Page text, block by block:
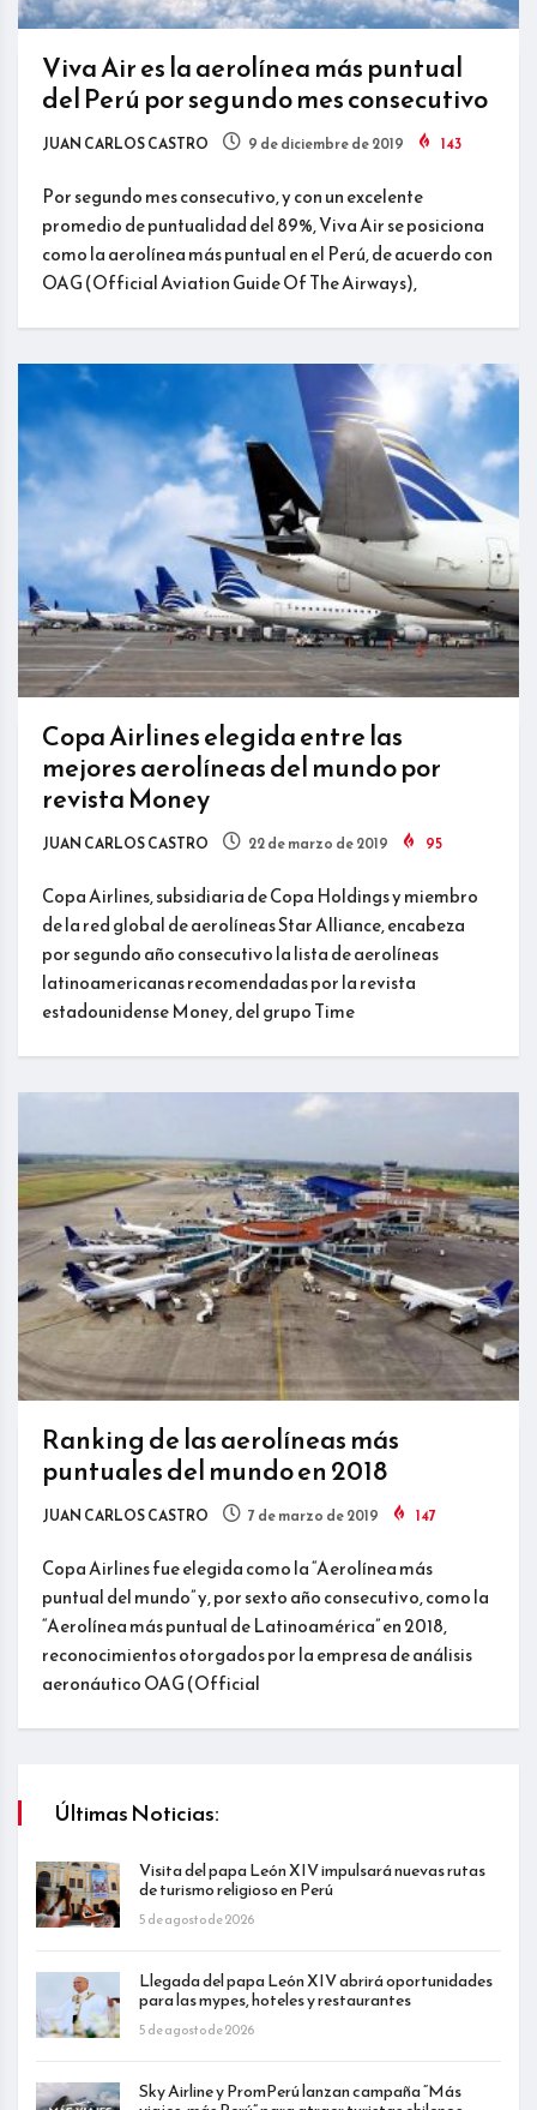
Viva Air es la aerolínea más puntual
del Perú por segundo mes consecutivo
JUAN CARLOS CASTRO 9 de diciembre de 2019 143
Por segundo mes consecutivo, y con un excelente
promedio de puntualidad del 89%, Viva Air se posiciona
como la aerolínea más puntual en el Perú, de acuerdo con
OAG (Official Aviation Guide Of The Airways),
Copa Airlines elegida entre las
mejores aerolíneas del mundo por
revista Money
JUAN CARLOS CASTRO 22 de marzo de 2019 95
Copa Airlines, subsidiaria de Copa Holdings y miembro
de la red global de aerolíneas Star Alliance, encabeza
por segundo año consecutivo la lista de aerolíneas
latinoamericanas recomendadas por la revista
estadounidense Money, del grupo Time
Ranking de las aerolíneas más
puntuales del mundo en 2018
JUAN CARLOS CASTRO 7 de marzo de 2019 147
Copa Airlines fue elegida como la “Aerolínea más
puntual del mundo” y, por sexto año consecutivo, como la
“Aerolínea más puntual de Latinoamérica” en 2018,
reconocimientos otorgados por la empresa de análisis
aeronáutico OAG (Official
Últimas Noticias:
Visita del papa León XIV impulsará nuevas rutas
de turismo religioso en Perú
5 de agosto de 2026
Llegada del papa León XIV abrirá oportunidades
para las mypes, hoteles y restaurantes
5 de agosto de 2026
Sky Airline y PromPerú lanzan campaña “Más